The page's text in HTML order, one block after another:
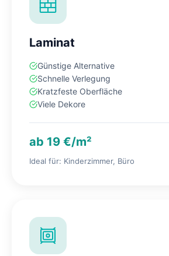
Laminat
Günstige Alternative
Schnelle Verlegung
Kratzfeste Oberfläche
Viele Dekore
ab 19 €/m²
Ideal für: Kinderzimmer, Büro